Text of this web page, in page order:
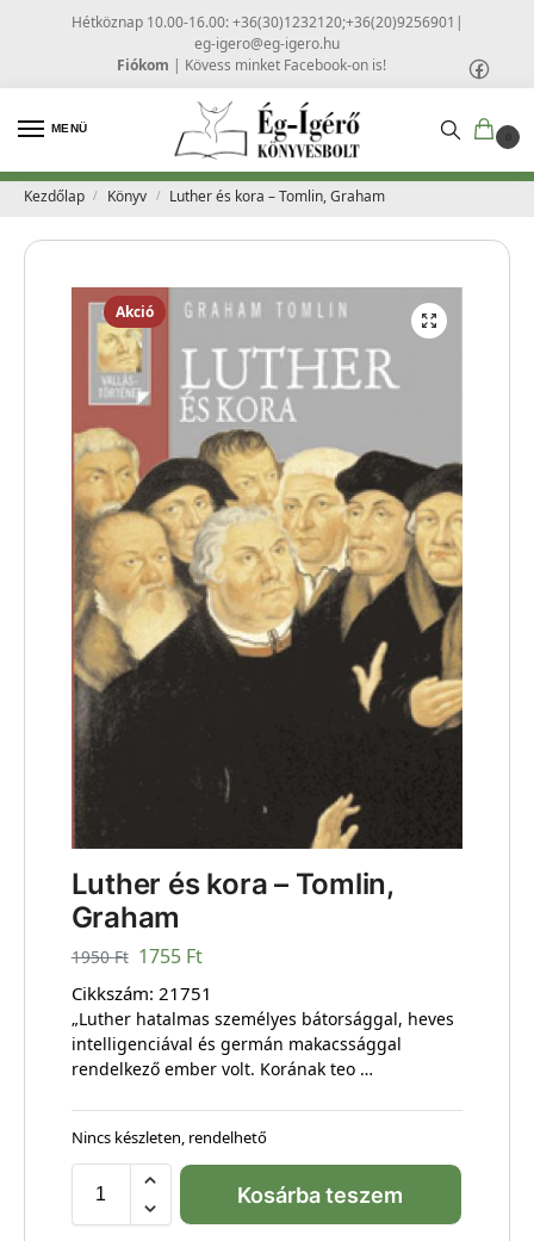
Hétköznap 10.00-16.00: +36(30)1232120;+36(20)9256901 |
eg-igero@eg-igero.hu
Fiókom | Kövess minket Facebook-on is!
MENÜ
0
Kezdőlap / Könyv / Luther és kora – Tomlin, Graham
Akció
Luther és kora – Tomlin,
Graham
1950Ft 1755 Ft
Cikkszám: 21751
„Luther hatalmas személyes bátorsággal, heves
intelligenciával és germán makacssággal
rendelkező ember volt. Korának teo …
Nincs készleten, rendelhető
Kosárba teszem